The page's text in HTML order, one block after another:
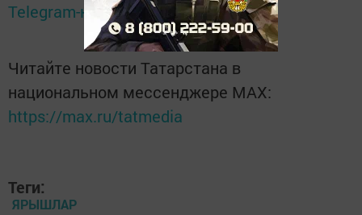
Telegram-канале Татмедиа
Читайте новости Татарстана в
национальном мессенджере MАХ:
https://max.ru/tatmedia
Теги:
ЯРЫШЛАР